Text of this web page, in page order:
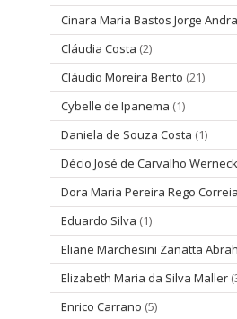
Cinara Maria Bastos Jorge
Cláudia Costa (2)
Cláudio Moreira Bento (21)
Cybelle de Ipanema (1)
Daniela de Souza Costa (1)
Décio José de Carvalho Werneck
Dora Maria Pereira Rego Correia
Eduardo Silva (1)
Eliane Marchesini Zanatta
Elizabeth Maria da Silva Maller
Enrico Carrano (5)